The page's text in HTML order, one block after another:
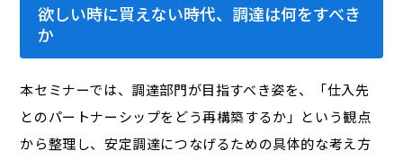
欲しい時に買えない時代、調達は何をすべき
か
本セミナーでは、調達部門が目指すべき姿を、「仕入先
とのパートナーシップをどう再構築するか」という観点
から整理し、安定調達につなげるための具体的な考え方